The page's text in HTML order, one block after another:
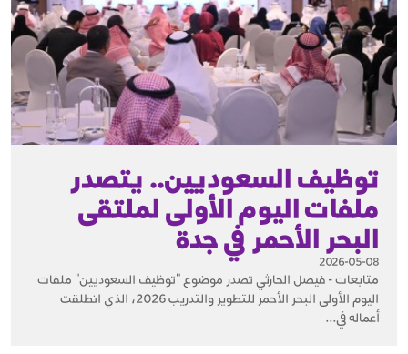
توظيف السعوديين.. يتصدر
ملفات اليوم الأولى لملتقى
البحر الأحمر في جدة
2026-05-08
متابعات - فيصل الحارثي تصدر موضوع "توظيف السعوديين" ملفات
اليوم الأولى البحر الأحمر للتطوير والتدريب 2026، الذي انطلقت
أعماله في...